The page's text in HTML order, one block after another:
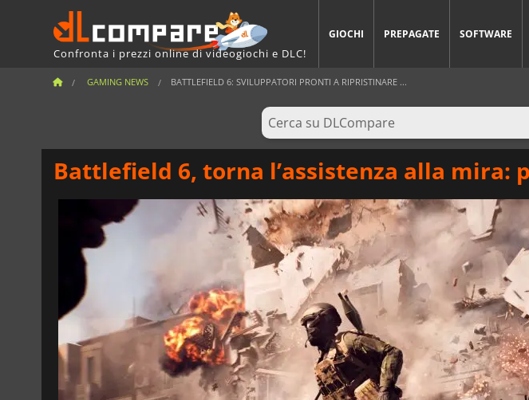
Confronta i prezzi online di videogiochi e DLC!
GIOCHI PREPAGATE SOFTWARE
GAMING NEWS BATTLEFIELD 6: SVILUPPATORI PRONTI A RIPRISTINARE ...
Battlefield 6, torna l’assistenza alla mira: